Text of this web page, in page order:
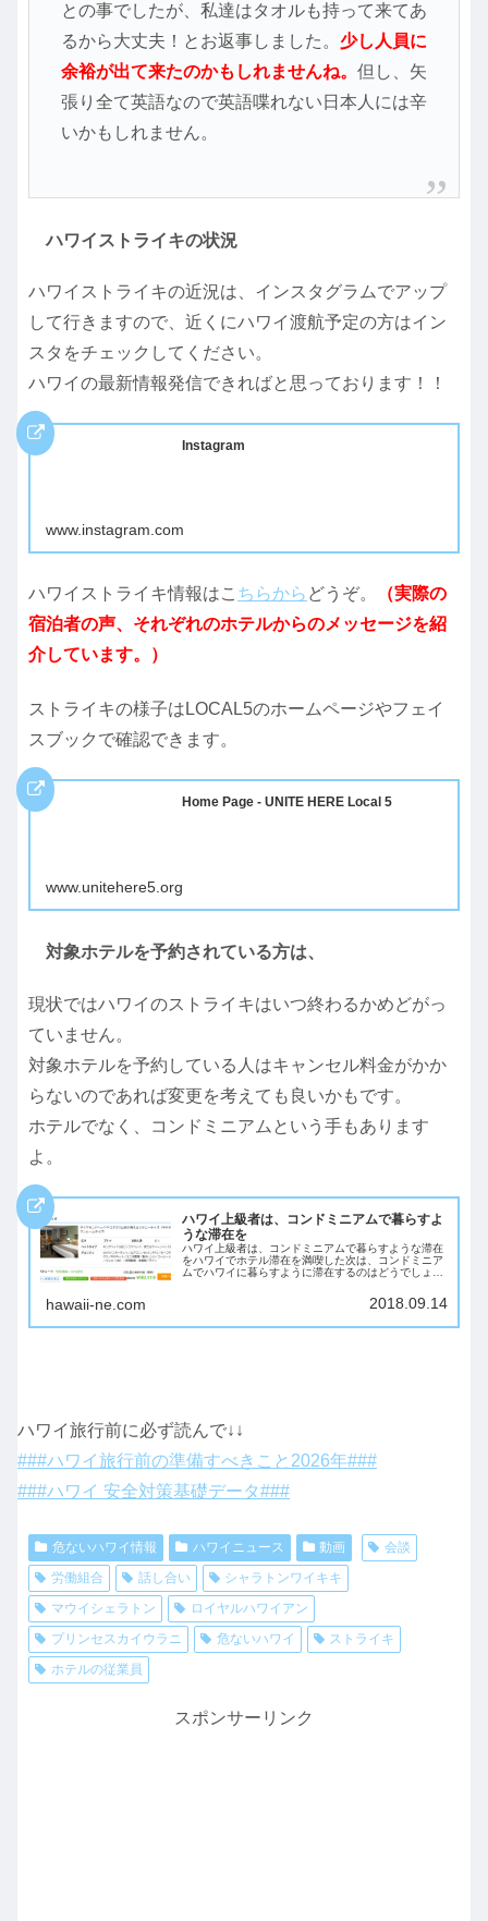
との事でしたが、私達はタオルも持って来てあ
るから大丈夫！とお返事しました。 少し人員に
余裕が出て来たのかもしれませんね。 但し、矢
張り全て英語なので英語喋れない日本人には辛
いかもしれません。
ハワイストライキの状況
ハワイストライキの近況は、インスタグラムでアップ
して行きますので、近くにハワイ渡航予定の方はイン
スタをチェックしてください。
ハワイの最新情報発信できればと思っております！！
Instagram
www.instagram.com
ハワイストライキ情報はこ ちらから どうぞ。
（実際の
宿泊者の声、それぞれのホテルからのメッセージを紹
介しています。）
ストライキの様子はLOCAL5のホームページやフェイ
スブックで確認できます。
Home Page - UNITE HERE Local 5
www.unitehere5.org
対象ホテルを予約されている方は、
現状ではハワイのストライキはいつ終わるかめどがっ
ていません。
対象ホテルを予約している人はキャンセル料金がかか
らないのであれば変更を考えても良いかもです。
ホテルでなく、コンドミニアムという手もあります
よ。
ハワイ上級者は、コンドミニアムで暮らすよ
うな滞在を
ハワイ上級者は、コンドミニアムで暮らすような滞在
をハワイでホテル滞在を満喫した次は、コンドミニア
ムでハワイに暮らすように滞在するのはどうでしょう
うに暮らすように滞在できます。コンドミニアムだ
hawaii-ne.com 2018.09.14
ハワイ旅行前に必ず読んで↓↓
###ハワイ旅行前の準備すべきこと2026年###
###ハワイ 安全対策基礎データ###
危ないハワイ情報 ハワイニュース 動画
会談
労働組合
話し合い
シャラトンワイキキ
マウイシェラトン
ロイヤルハワイアン
プリンセスカイウラニ
危ないハワイ
ストライキ
ホテルの従業員
スポンサーリンク